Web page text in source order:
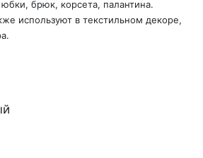
брюк, корсета, палантина.
используют в текстильном декоре,